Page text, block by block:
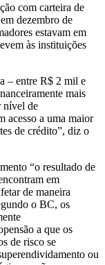
com carteira de
dezembro de
estavam em
às instituições
– entre R$ 2 mil e
mais
nível de
acesso a uma maior
de crédito”, diz o
“o resultado de
em
de maneira
o BC, os
a que os
de risco se
ou